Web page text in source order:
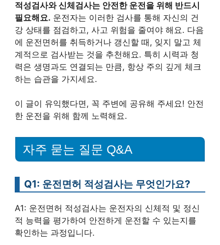
적성검사와 신체검사는 안전한 운전을 위해 반드시
필요해요. 운전자는 이러한 검사를 통해 자신의 건
강 상태를 점검하고, 사고 위험을 줄여야 해요. 다음
에 운전면허를 취득하거나 갱신할 때, 잊지 말고 체
계적으로 검사받는 것을 추천해요. 특히 시력과 청
력은 생명과도 연결되는 만큼, 항상 주의 깊게 체크
하는 습관을 가지세요.
이 글이 유익했다면, 꼭 주변에 공유해 주세요! 안전
한 운전을 위해 함께 노력해요.
자주 묻는 질문 Q&A
Q1: 운전면허 적성검사는 무엇인가요?
A1: 운전면허 적성검사는 운전자의 신체적 및 정신
적 능력을 평가하여 안전하게 운전할 수 있는지를
확인하는 과정입니다.